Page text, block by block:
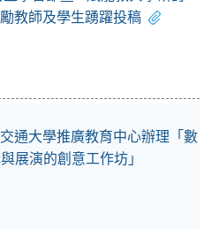
教師及學生踴躍投稿
交通大學推廣教育中心辦理「數
展演的創意工作坊」